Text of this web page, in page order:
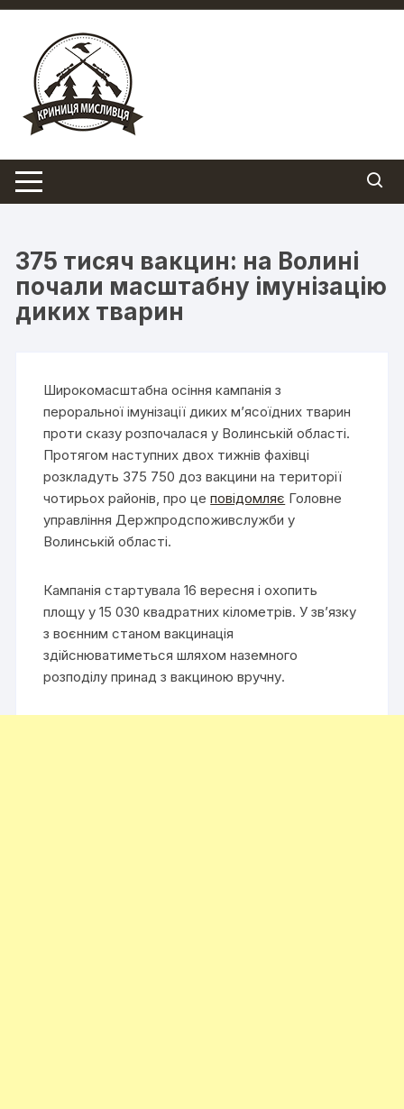
Перейти
вмісту
375 тисяч вакцин: на Волині
почали масштабну імунізацію
диких тварин
Широкомасштабна осіння кампанія з
пероральної імунізації диких м’ясоїдних тварин
проти сказу розпочалася у Волинській області.
Протягом наступних двох тижнів фахівці
розкладуть 375 750 доз вакцини на території
чотирьох районів, про цеповідомляє Головне
управління Держпродспоживслужби у
Волинській області.
Кампанія стартувала 16 вересня і охопить
площу у 15 030 квадратних кілометрів. У зв’язку
з воєнним станом вакцинація
здійснюватиметься шляхом наземного
розподілу принад з вакциною вручну.